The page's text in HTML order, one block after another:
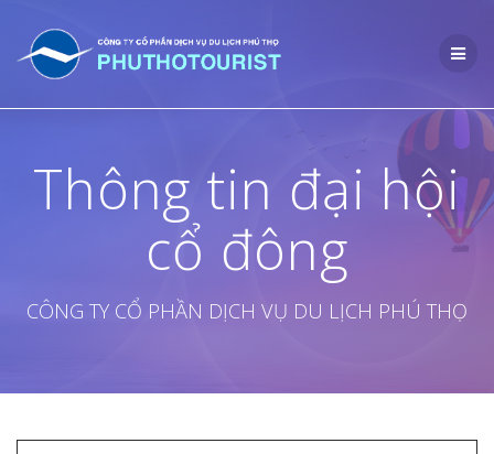
to
content
Thông tin đại hội
cổ đông
CÔNG TY CỔ PHẦN DỊCH VỤ DU LỊCH PHÚ THỌ